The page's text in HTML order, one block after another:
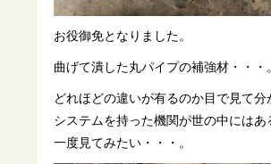
お役御免となりました。
曲げて潰した丸パイプの補強材・・・
どれほどの違いが有るのか目で見て分
システムを持った機関が世の中にはあ
一度見てみたい・・・。